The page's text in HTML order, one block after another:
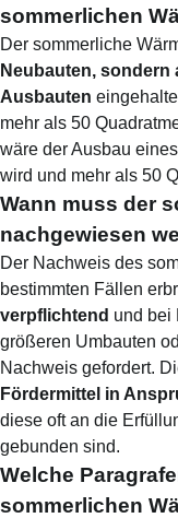
sommerlichen
Der sommerliche
Neubauten,
Ausbauten
mehr als 50
wäre der Ausbau
wird und mehr als 50
Wann muss der
nachgewiesen
Der Nachweis des
bestimmten Fällen
verpflichtend und bei
größeren Umbauten
Nachweis gefordert.
Fördermittel in
diese oft an die
gebunden sind.
Welche
sommerlichen